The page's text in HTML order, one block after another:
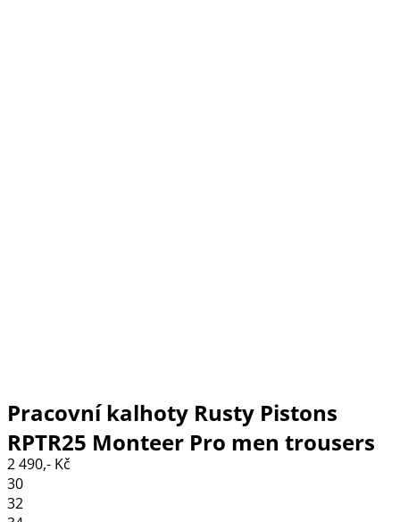
Pracovní kalhoty Rusty Pistons
RPTR25 Monteer Pro men trousers
grey
2 490,- Kč
30
32